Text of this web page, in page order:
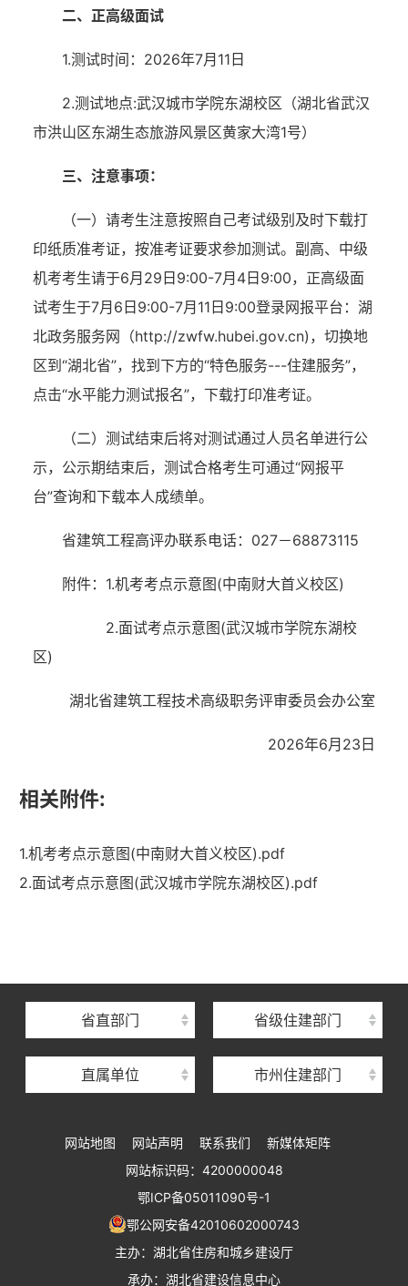
二、正高级面试
1.测试时间：2026年7月11日
2.测试地点:武汉城市学院东湖校区（湖北省武汉
市洪山区东湖生态旅游风景区黄家大湾1号）
三、注意事项：
（一）请考生注意按照自己考试级别及时下载打
印纸质准考证，按准考证要求参加测试。副高、中级
机考考生请于6月29日9:00-7月4日9:00，正高级面
试考生于7月6日9:00-7月11日9:00登录网报平台：湖
北政务服务网（http://zwfw.hubei.gov.cn)，切换地
区到“湖北省”，找到下方的“特色服务---住建服务”，
点击“水平能力测试报名”，下载打印准考证。
（二）测试结束后将对测试通过人员名单进行公
示，公示期结束后，测试合格考生可通过“网报平
台”查询和下载本人成绩单。
省建筑工程高评办联系电话：027－68873115
附件：1.机考考点示意图(中南财大首义校区)
2.面试考点示意图(武汉城市学院东湖校
区)
湖北省建筑工程技术高级职务评审委员会办公室
2026年6月23日
相关附件:
1.机考考点示意图(中南财大首义校区).pdf
2.面试考点示意图(武汉城市学院东湖校区).pdf
省直部门 省级住建部门
直属单位
湖北省住房保障中心
湖北省建设工程质量安全监督总站
湖北省建设工程标准定额管理总站
湖北省住建厅执业资格注册中心
湖北省城乡建设发展中心
湖北城市建设职业技术学院
市州住建部门
网站地图 网站声明 联系我们
新媒体矩阵
网站标识码：4200000048
鄂ICP备05011090号-1
鄂公网安备42010602000743
主办：湖北省住房和城乡建设厅
承办：湖北省建设信息中心